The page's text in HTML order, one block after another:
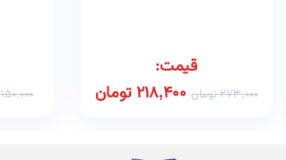
قیمت:
273,000تومان 218,400تومان 150,000